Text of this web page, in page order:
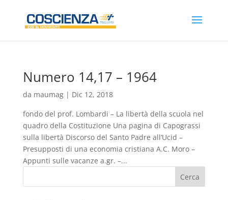
Numero 14,17 – 1964
da maumag| Dic 12, 2018
fondo del prof. Lombardi – La libertà della scuola nel
quadro della Costituzione Una pagina di Capograssi
sulla libertà Discorso del Santo Padre all’Ucid –
Presupposti di una economia cristiana A.C. Moro –
Appunti sulle vacanze a.gr. –...